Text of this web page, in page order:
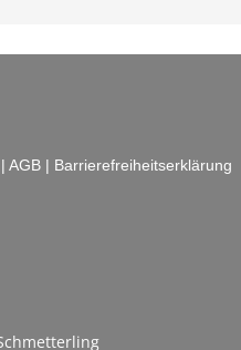
|AGB | Barrierefreiheitserklärung